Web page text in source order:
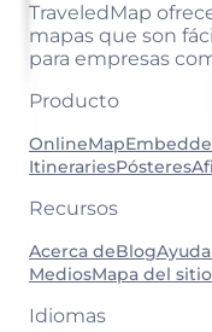
TraveledMap
mapas que son
para empresas
Producto
OnlineMap
ItinerariesPósteres
Recursos
Acerca deBlogAyuda
MediosMapa del sitio
Idiomas